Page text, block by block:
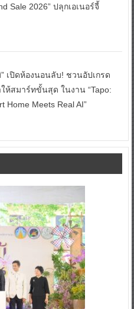
Sale 2026” ปลุกเอเนอร์จี้
เปิดห้องนอนลับ! ชวนอัปเกรด
ห้สมาร์ทขั้นสุด ในงาน “Tapo:
Home Meets Real AI”